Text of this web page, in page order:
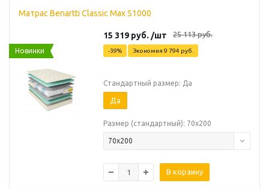
Матрас Benartti Classic Max S1000
Новинки
15 319 руб. /шт 25 113руб.
-39% Экономия 9 794 руб.
Стандартный размер: Да
Да
Размер (стандартный): 70х200
70х200
В корзину